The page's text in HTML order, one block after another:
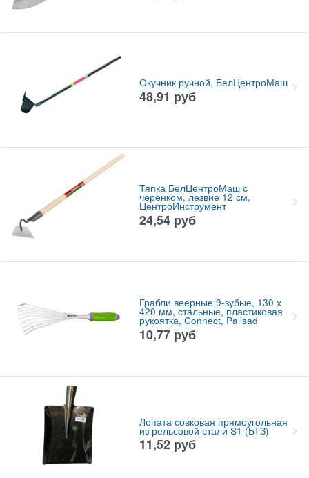
Окучник ручной, БелЦентроМаш
48,91 руб
Тяпка БелЦентроМаш с
черенком, лезвие 12 см,
ЦентроИнструмент
24,54 руб
Грабли веерные 9-зубые, 130 х
420 мм, стальные, пластиковая
рукоятка, Connect, Palisad
10,77 руб
Лопата совковая прямоугольная
из рельсовой стали S1 (БТЗ)
11,52 руб